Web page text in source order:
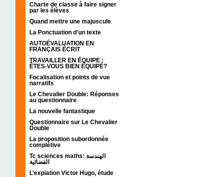
Charte de classe à faire signer
par les élèves
Quand mettre une majuscule
La Ponctuation d'un texte
AUTOÉVALUATION EN
FRANÇAIS ÉCRIT
TRAVAILLER EN ÉQUIPE :
ÊTES-VOUS BIEN ÉQUIPÉ?
Focalisation et points de vue
narratifs
Le Chevalier Double: Réponses
au questionnaire
La nouvelle fantastique
Questionnaire sur Le Chevalier
Double
La proposition subordonnée
complétive
Tc sciences maths: الهندسة
الفضائية
L’expiation Victor Hugo, étude